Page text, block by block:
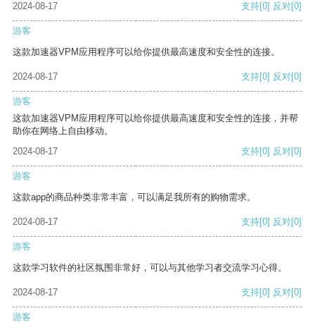
2024-08-17 支持[0] 反对[0]
游客
这款加速器VPM应用程序可以给你提供最高速度和安全性的连接。
2024-08-17 支持[0] 反对[0]
游客
这款加速器VPM应用程序可以给你提供最高速度和安全性的连接，并帮
助你在网络上自由移动。
2024-08-17
支持[0] 反对[0]
游客
这款app的商品种类非常丰富，可以满足我所有的购物需求。
2024-08-17 支持[0] 反对[0]
游客
这款学习软件的社区氛围非常好，可以与其他学习者交流学习心得。
2024-08-17 支持[0] 反对[0]
游客